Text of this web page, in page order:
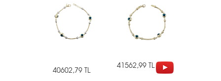
40602,79 TL 41562,99 TL